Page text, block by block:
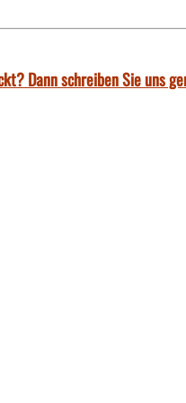
Dann schreiben Sie uns